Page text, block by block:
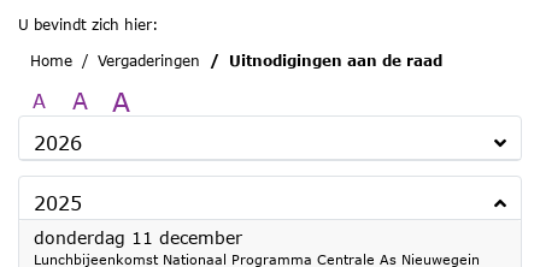
U bevindt zich hier:
Home
Vergaderingen Uitnodigingen aan de raad
A A A
2026
2025
donderdag 11 december2025
Lunchbijeenkomst Nationaal Programma Centrale As Nieuwegein